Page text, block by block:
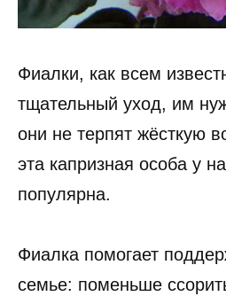
Фиалки, как всем
тщательный уход, им
они не терпят жёсткую
эта капризная особа у
популярна.
Фиалка помогает
семье: поменьше